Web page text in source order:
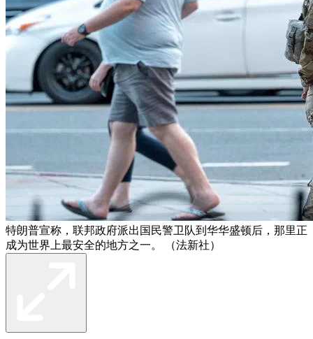
特朗普宣称，联邦政府派出国民警卫队到华华盛顿后，那里正
成为世界上最安全的地方之一。 （法新社）